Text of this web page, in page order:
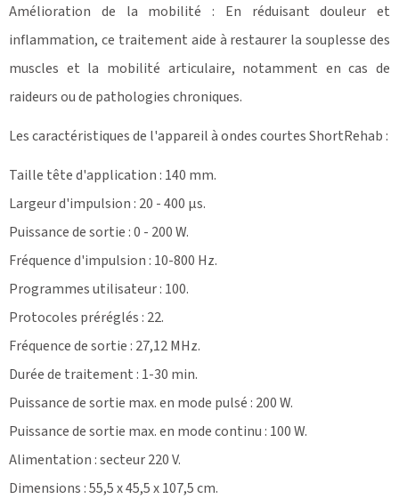
Amélioration de la mobilité : En réduisant douleur et
inflammation, ce traitement aide à restaurer la souplesse des
muscles et la mobilité articulaire, notamment en cas de
raideurs ou de pathologies chroniques.
Les caractéristiques de l'appareil à ondes courtes ShortRehab :
Taille tête d'application : 140 mm.
Largeur d'impulsion : 20 - 400 µs.
Puissance de sortie : 0 - 200 W.
Fréquence d'impulsion : 10-800 Hz.
Programmes utilisateur : 100.
Protocoles préréglés : 22.
Fréquence de sortie : 27,12 MHz.
Durée de traitement : 1-30 min.
Puissance de sortie max. en mode pulsé : 200 W.
Puissance de sortie max. en mode continu : 100 W.
Alimentation : secteur 220 V.
Dimensions : 55,5 x 45,5 x 107,5 cm.